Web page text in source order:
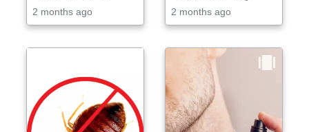
2 months ago 2 months ago